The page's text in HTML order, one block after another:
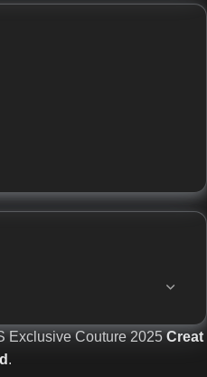
Exclusive Couture2025Creat
.